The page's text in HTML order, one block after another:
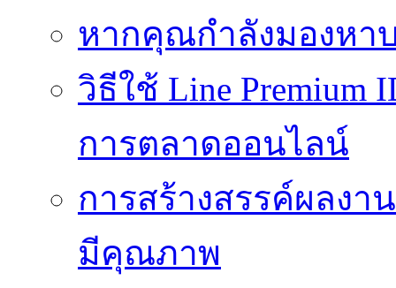
หากคุณกำลังมองหา
วิธีใช้ Line
การตลาดออนไลน์
การสร้างสรรค์ผลงา
มีคุณภาพ